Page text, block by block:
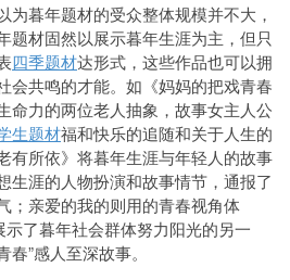
为暮年题材的受众整体规模并不大，
题材固然以展示暮年生涯为主，但只
四季题材达形式，这些作品也可以拥
会共鸣的才能。如《妈妈的把戏青春
命力的两位老人抽象，故事女主人公
生题材福和快乐的追随和关于人生的
有所依》将暮年生涯与年轻人的故事
生涯的人物扮演和故事情节，通报了
；亲爱的我的则用的青春视角体
示了暮年社会群体努力阳光的另一
”感人至深故事。